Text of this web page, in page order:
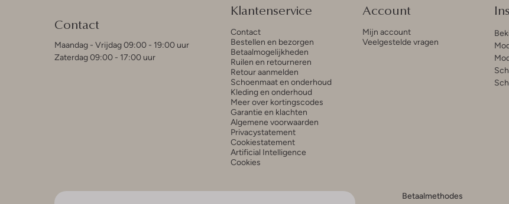
Contact
Maandag - Vrijdag 09:00 - 19:00 uur
Zaterdag 09:00 - 17:00 uur
Klantenservice
Contact
Bestellen en bezorgen
Betaalmogelijkheden
Ruilen en retourneren
Retour aanmelden
Schoenmaat en onderhoud
Kleding en onderhoud
Meer over kortingscodes
Garantie en klachten
Algemene voorwaarden
Privacystatement
Cookiestatement
Artificial Intelligence
Cookies
Account
Mijn account
Veelgestelde vragen
Betaalmethodes